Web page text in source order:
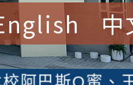
中
參加桃園市中
君教師榮獲社
阿巴斯O蜜、